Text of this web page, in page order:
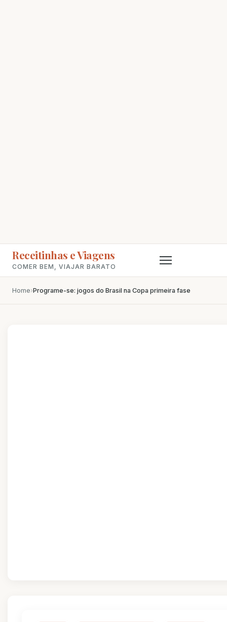
Receitinhas e Viagens
COMER BEM, VIAJAR BARATO
Home›Programe-se: jogos do Brasil na Copa primeira fase